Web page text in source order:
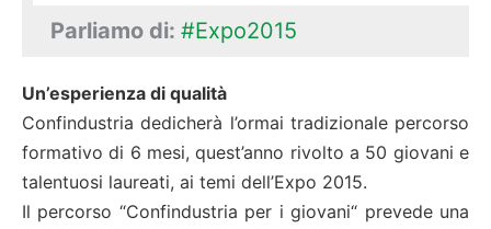
Parliamo di: #Expo2015
Un’esperienza di qualità
Confindustria dedicherà l’ormai tradizionale percorso
formativo di 6 mesi, quest’anno rivolto a 50 giovani e
talentuosi laureati, ai temi dell’Expo 2015.
Il percorso “Confindustria per i giovani“ prevede una